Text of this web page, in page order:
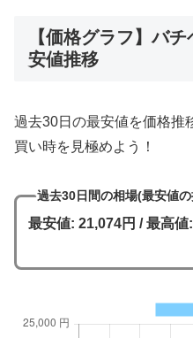
【価格グラフ】バ
安値推移
過去30日の最安値を価格推
買い時を見極めよう！
過去30日間の相場(最安値
最安値: 21,074円 / 最高値